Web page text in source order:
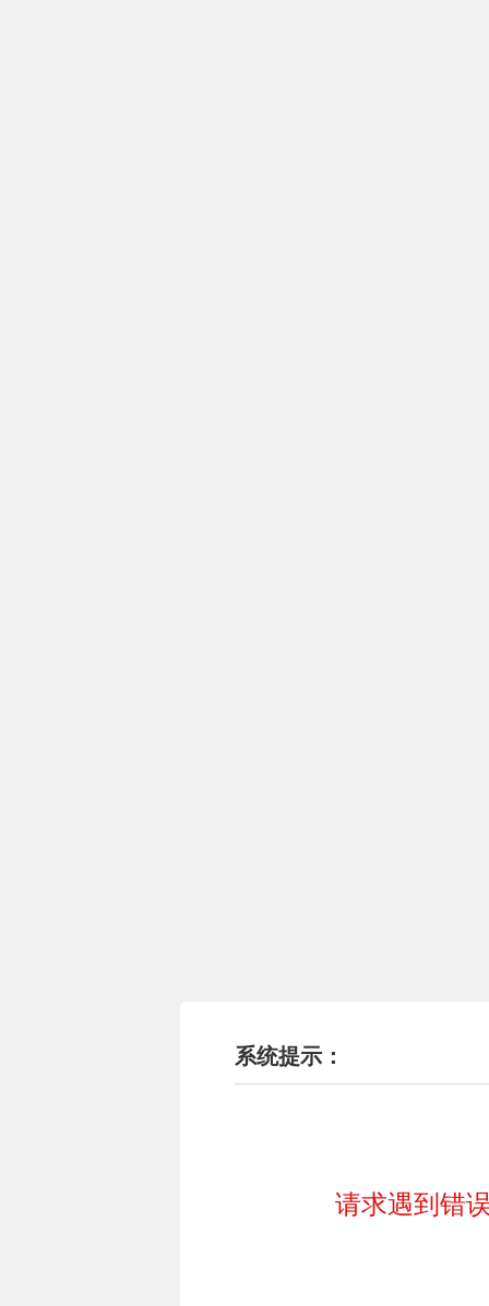
系统提示：
请求遇到错